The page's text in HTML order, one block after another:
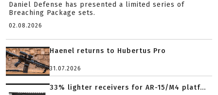
Daniel Defense has presented a limited series of
Breaching Package sets.
02.08.2026
Haenel returns to Hubertus Pro
31.07.2026
33% lighter receivers for AR-15/M4 platf...